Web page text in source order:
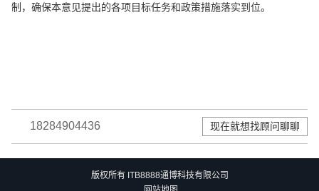
制，确保本意见提出的各项目标任务和政策措施落实到位。
18284904436 现在就想找顾问聊聊
版权所有 ITB8888通博科技有限公司